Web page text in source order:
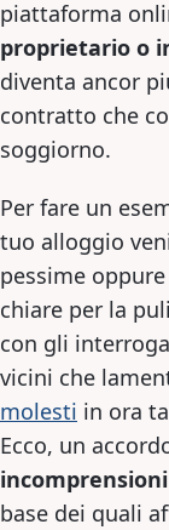
piattaforma
proprietario o
diventa ancor
contratto che
soggiorno.
Per fare un
tuo alloggio
pessime
chiare per la
con gli
vicini che
molesti in ora
Ecco, un
incomprensioni
base dei quali